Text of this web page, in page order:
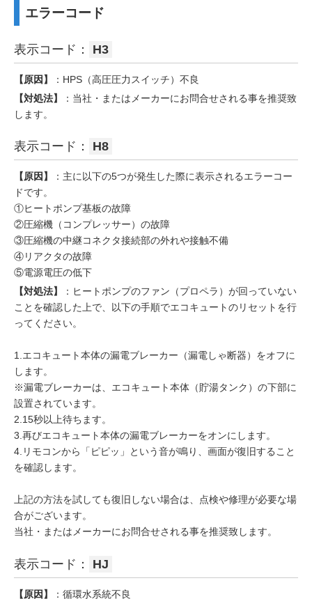
エラーコード
表示コード： H3
【原因】
：HPS（高圧圧力スイッチ）不良
【対処法】
：当社・またはメーカーにお問合せされる事を推奨致
します。
表示コード： H8
【原因】
：主に以下の5つが発生した際に表示されるエラーコー
ドです。
①ヒートポンプ基板の故障
②圧縮機（コンプレッサー）の故障
③圧縮機の中継コネクタ接続部の外れや接触不備
④リアクタの故障
⑤電源電圧の低下
【対処法】
：ヒートポンプのファン（プロペラ）が回っていない
ことを確認した上で、以下の手順でエコキュートのリセットを行
ってください。
1.エコキュート本体の漏電ブレーカー（漏電しゃ断器）をオフに
します。
※漏電ブレーカーは、エコキュート本体（貯湯タンク）の下部に
設置されています。
2.15秒以上待ちます。
3.再びエコキュート本体の漏電ブレーカーをオンにします。
4.リモコンから「ピピッ」という音が鳴り、画面が復旧すること
を確認します。
上記の方法を試しても復旧しない場合は、点検や修理が必要な場
合がございます。
当社・またはメーカーにお問合せされる事を推奨致します。
表示コード： HJ
【原因】 ：循環水系統不良